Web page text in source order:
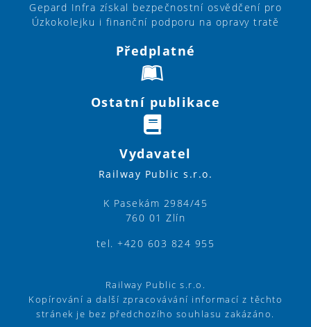
Gepard Infra získal bezpečnostní osvědčení pro
Úzkokolejku i finanční podporu na opravy tratě
Předplatné
Ostatní publikace
Vydavatel
Railway Public s.r.o.
K Pasekám 2984/45
760 01 Zlín
tel. +420 603 824 955
Railway Public s.r.o.
Kopírování a další zpracovávání informací z těchto
stránek je bez předchozího souhlasu zakázáno.